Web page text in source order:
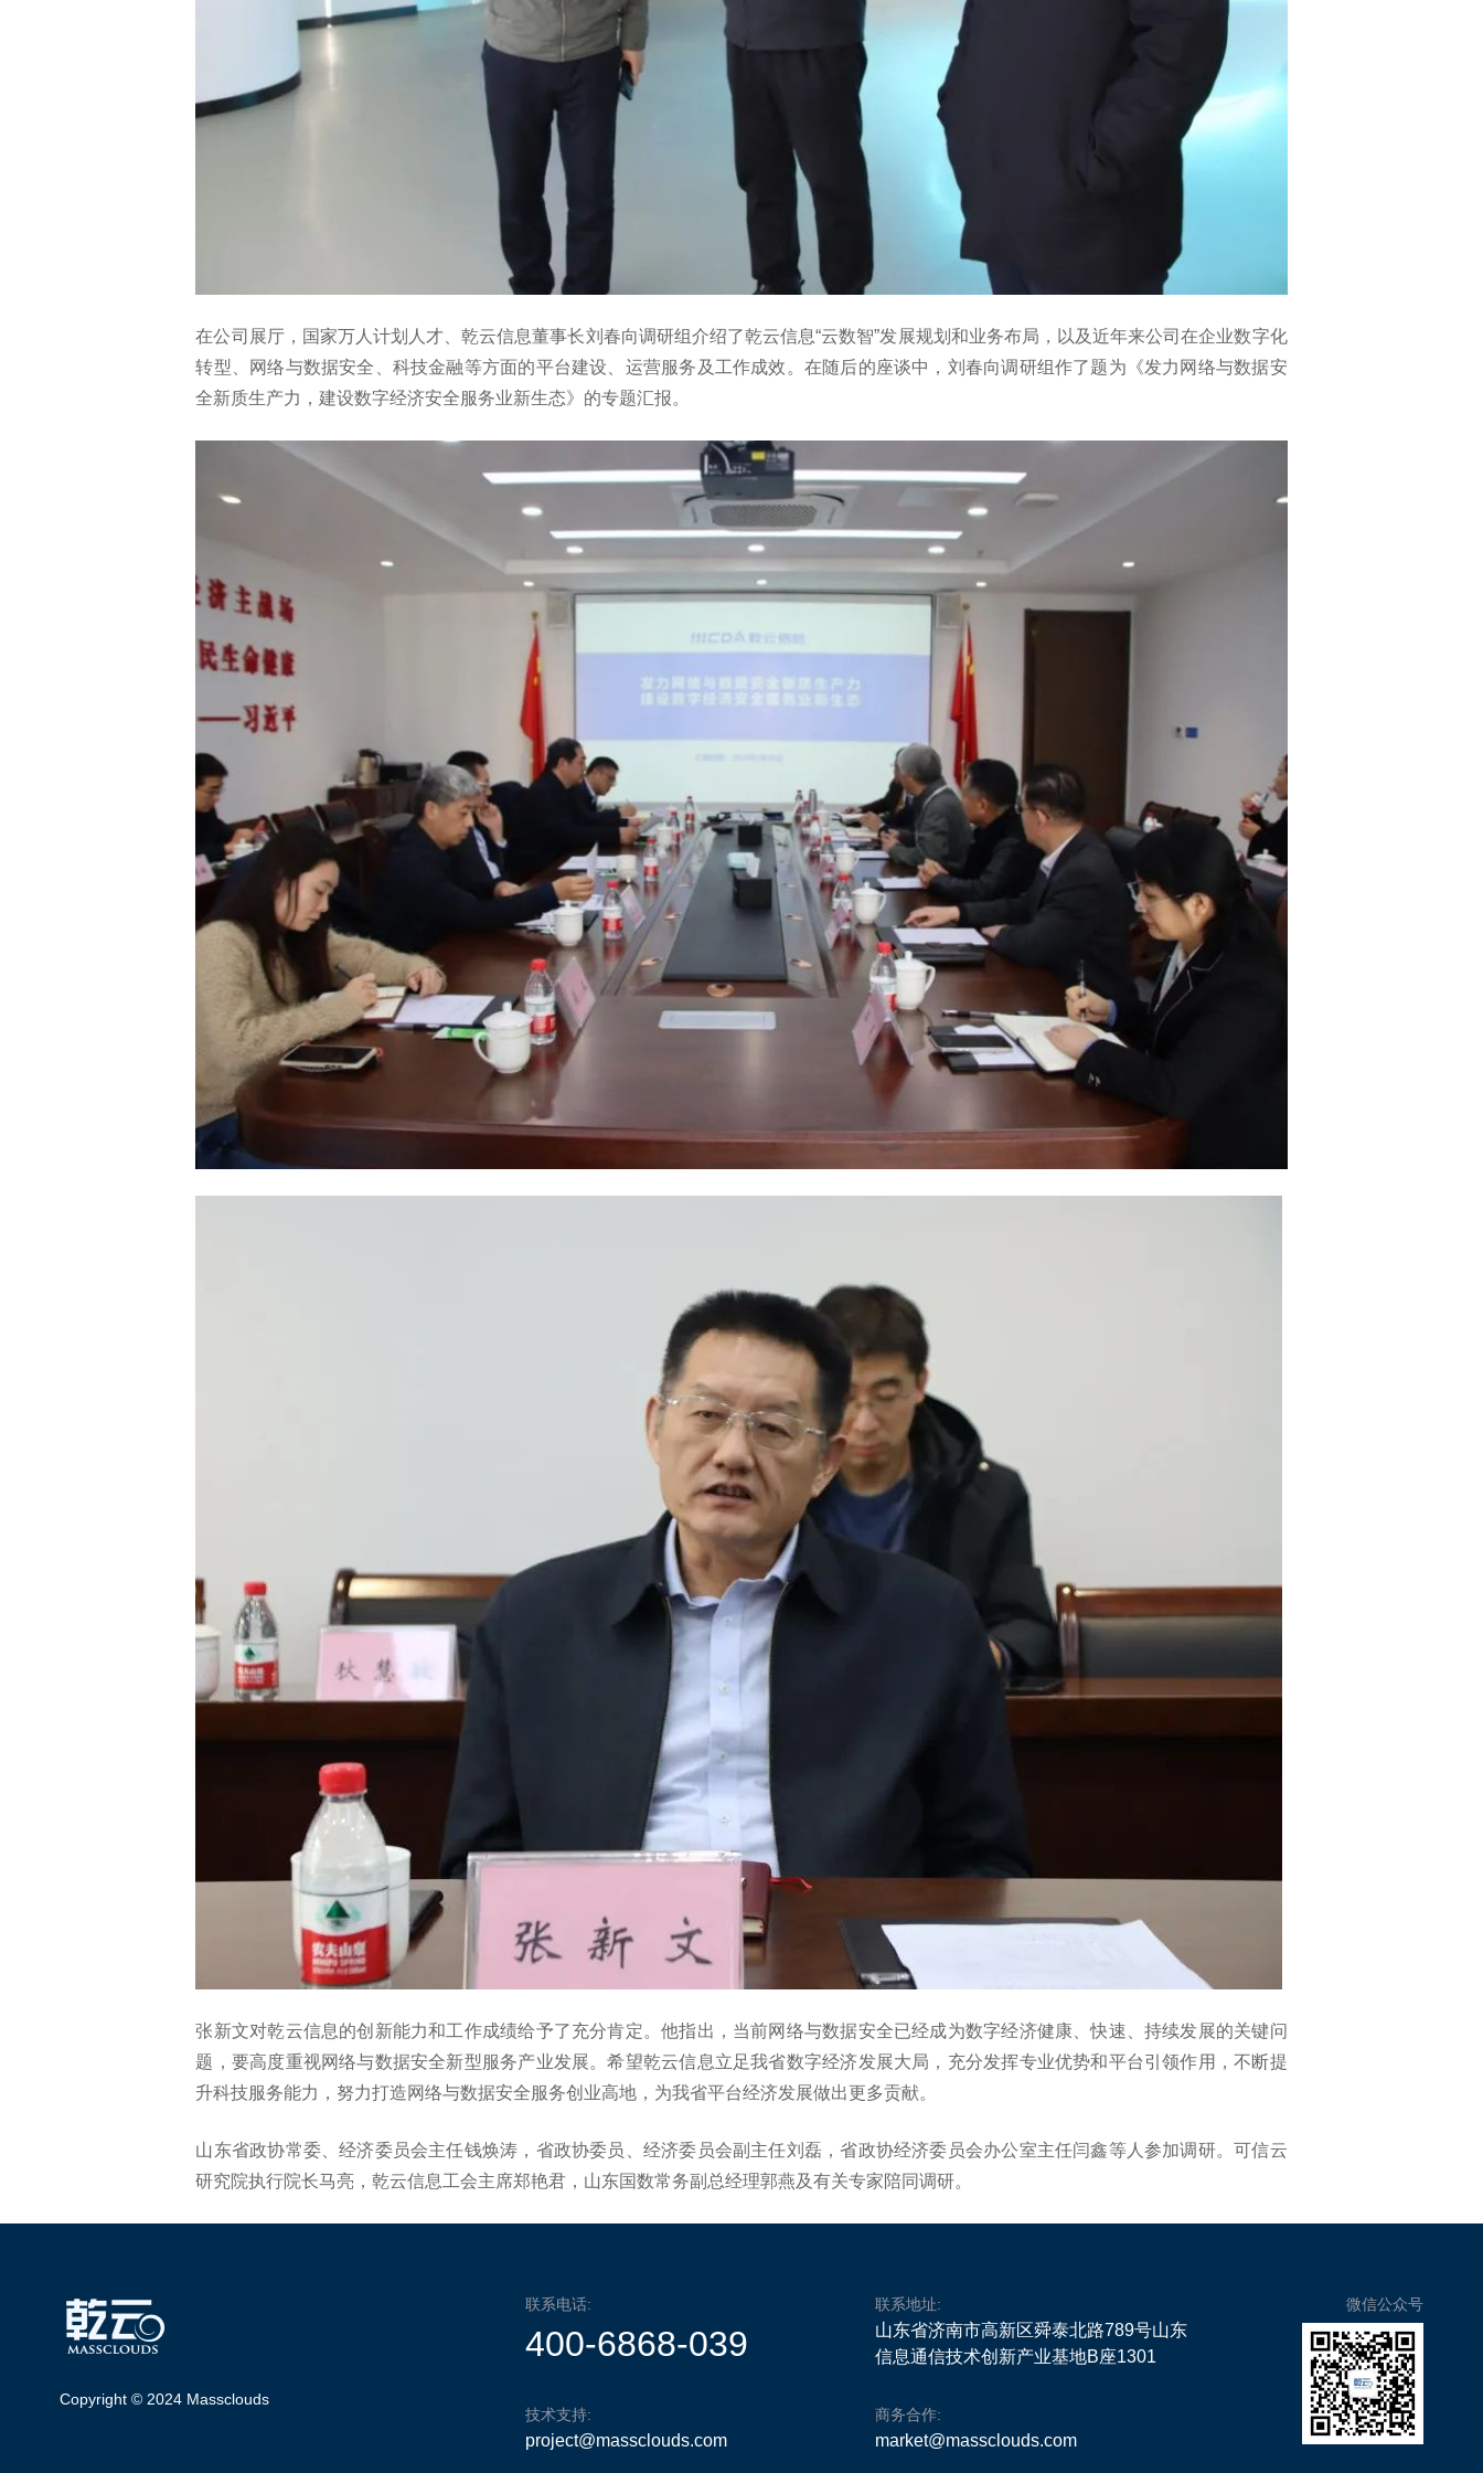
在公司展厅，国家万人计划人才、乾云信息董事长刘春向调研组介绍了乾云信息“云数智”发展规划和业务布局，以及近年来公司在企业数字化
转型、网络与数据安全、科技金融等方面的平台建设、运营服务及工作成效。在随后的座谈中，刘春向调研组作了题为《发力网络与数据安
全新质生产力，建设数字经济安全服务业新生态》的专题汇报。
张新文对乾云信息的创新能力和工作成绩给予了充分肯定。他指出，当前网络与数据安全已经成为数字经济健康、快速、持续发展的关键问
题，要高度重视网络与数据安全新型服务产业发展。希望乾云信息立足我省数字经济发展大局，充分发挥专业优势和平台引领作用，不断提
升科技服务能力，努力打造网络与数据安全服务创业高地，为我省平台经济发展做出更多贡献。
山东省政协常委、经济委员会主任钱焕涛，省政协委员、经济委员会副主任刘磊，省政协经济委员会办公室主任闫鑫等人参加调研。可信云
研究院执行院长马亮，乾云信息工会主席郑艳君，山东国数常务副总经理郭燕及有关专家陪同调研。
Copyright © 2024 Massclouds
联系电话:
400-6868-039
技术支持:
project@massclouds.com
联系地址:
山东省济南市高新区舜泰北路789号山东
信息通信技术创新产业基地B座1301
商务合作:
market@massclouds.com
微信公众号